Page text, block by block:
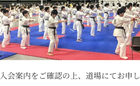
入会案内をご確認の上、道場にてお申し